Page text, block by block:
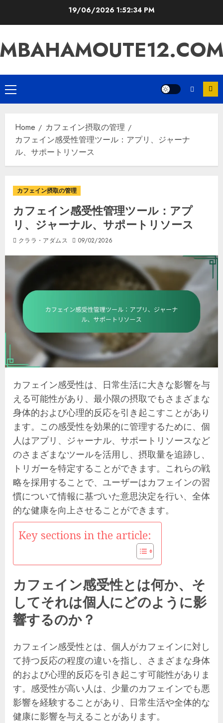
19/06/2026 1:52:35 PM
Primary
Menu
Home
カフェイン摂取の管理
カフェイン感受性管理ツール：アプリ、ジャーナ
ル、サポートリソース
カフェイン摂取の管理
カフェイン感受性管理ツール：アプ
リ、ジャーナル、サポートリソース
クララ・アダムス 09/02/2026
カフェイン感受性は、日常生活に大きな影響を与
える可能性があり、最小限の摂取でもさまざまな
身体的および心理的反応を引き起こすことがあり
ます。この感受性を効果的に管理するために、個
人はアプリ、ジャーナル、サポートリソースなど
のさまざまなツールを活用し、摂取量を追跡し、
トリガーを特定することができます。これらの戦
略を採用することで、ユーザーはカフェインの習
慣について情報に基づいた意思決定を行い、全体
的な健康を向上させることができます。
Key sections in the article:
カフェイン感受性とは何か、そ
してそれは個人にどのように影
響するのか？
カフェイン感受性とは、個人がカフェインに対し
て持つ反応の程度の違いを指し、さまざまな身体
的および心理的反応を引き起こす可能性がありま
す。感受性が高い人は、少量のカフェインでも悪
影響を経験することがあり、日常生活や全体的な
健康に影響を与えることがあります。